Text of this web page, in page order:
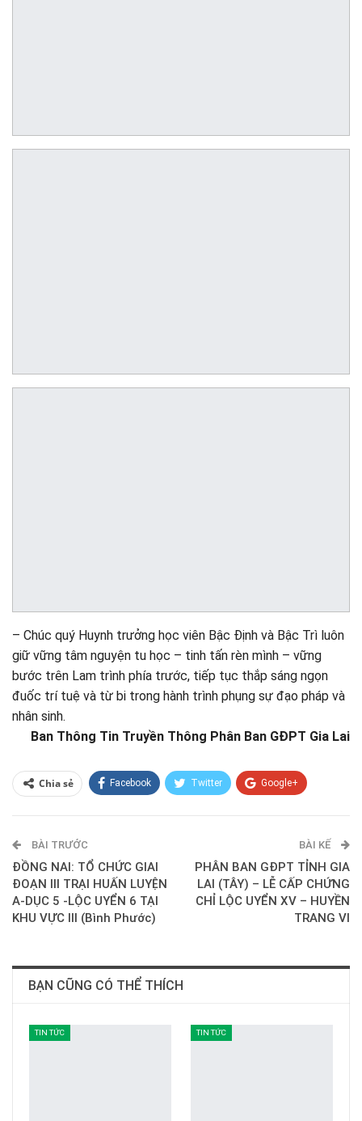
– Chúc quý Huynh trưởng học viên Bậc Định và Bậc Trì luôn
giữ vững tâm nguyện tu học – tinh tấn rèn mình – vững
bước trên Lam trình phía trước, tiếp tục thắp sáng ngọn
đuốc trí tuệ và từ bi trong hành trình phụng sự đạo pháp và
nhân sinh.
Ban Thông Tin Truyền Thông Phân Ban GĐPT Gia Lai
Chia sẻ Facebook Twitter Google+
E-mail
BÀI TRƯỚC
ĐỒNG NAI: TỔ CHỨC GIAI
ĐOẠN III TRẠI HUẤN LUYỆN
A-DỤC 5 -LỘC UYỂN 6 TẠI
KHU VỰC III (Bình Phước)
BÀI KẾ
PHÂN BAN GĐPT TỈNH GIA
LAI (TÂY) – LỄ CẤP CHỨNG
CHỈ LỘC UYỂN XV – HUYỀN
TRANG VI
BẠN CŨNG CÓ THỂ THÍCH
TIN TỨC TIN TỨC